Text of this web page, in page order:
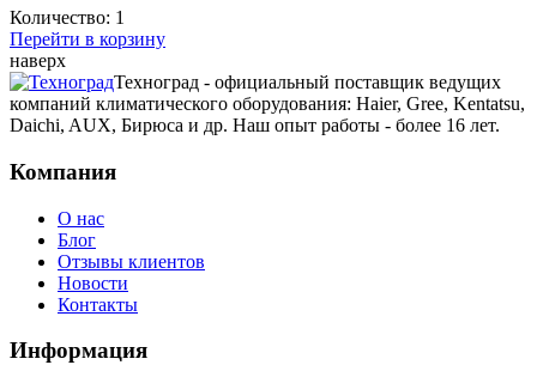
Количество: 1
Перейти в корзину
наверх
Техноград - официальный поставщик ведущих
компаний климатического оборудования: Haier, Gree, Kentatsu,
Daichi, AUX, Бирюса и др. Наш опыт работы - более 16 лет.
Компания
О нас
Блог
Отзывы клиентов
Новости
Контакты
Информация